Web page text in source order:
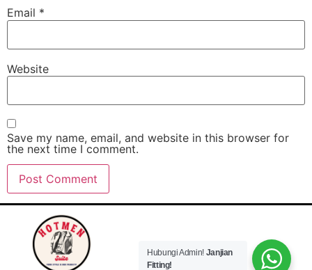
Email *
Website
Save my name, email, and website in this browser for
the next time I comment.
Hubungi Admin! Janjian
Fitting!